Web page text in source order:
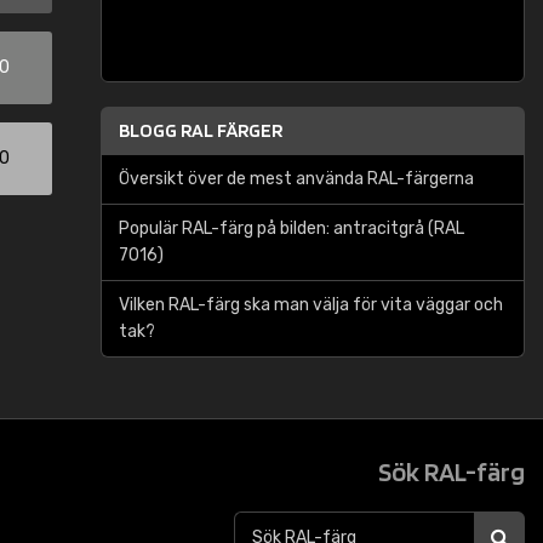
BLOGG RAL FÄRGER
Översikt över de mest använda RAL-färgerna
Populär RAL-färg på bilden: antracitgrå (RAL
7016)
Vilken RAL-färg ska man välja för vita väggar och
tak?
Sök RAL-färg